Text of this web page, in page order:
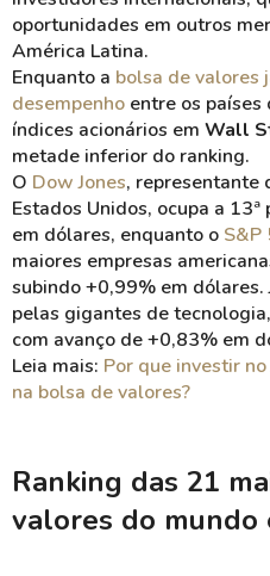
oportunidades em outros
América Latina.
Enquanto a bolsa de valores
desempenho entre os países
índices acionários em Wall
metade inferior do ranking.
O Dow Jones, representante
Estados Unidos, ocupa a
em dólares, enquanto o S&P
maiores empresas
subindo +0,99% em dólares.
pelas gigantes de
com avanço de +0,83% em
Leia mais: Por que investir
na bolsa de valores?
Ranking das 21
valores do mundo